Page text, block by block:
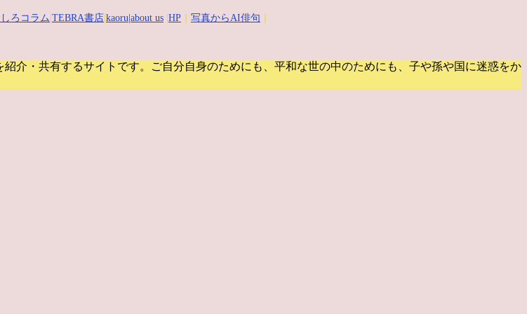
ろコラム TEBRA書店 kaoru |about us HP 写真からAI俳句
介・共有するサイトです。
ご自分自身のためにも、平和な世の中のためにも、子や孫や国に迷惑をか